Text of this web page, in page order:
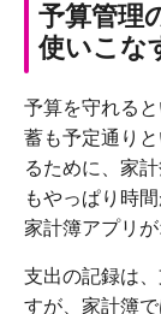
予算管理
使いこな
予算を守れる
蓄も予定通り
るために、家
もやっぱり時
家計簿アプリが
支出の記録は
すが、家計簿